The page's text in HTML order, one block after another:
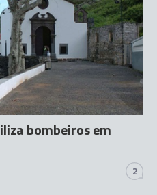
bombeiros em
2